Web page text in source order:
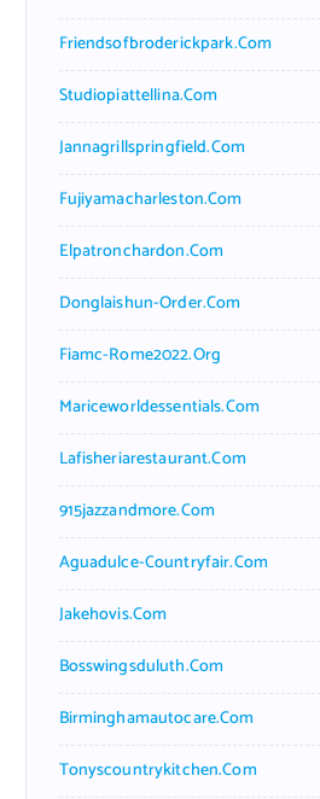
Friendsofbroderickpark.com
Studiopiattellina.com
Jannagrillspringfield.com
Fujiyamacharleston.com
Elpatronchardon.com
Donglaishun-Order.com
Fiamc-Rome2022.org
Mariceworldessentials.com
Lafisheriarestaurant.com
915jazzandmore.com
Aguadulce-Countryfair.com
Jakehovis.com
Bosswingsduluth.com
Birminghamautocare.com
Tonyscountrykitchen.com